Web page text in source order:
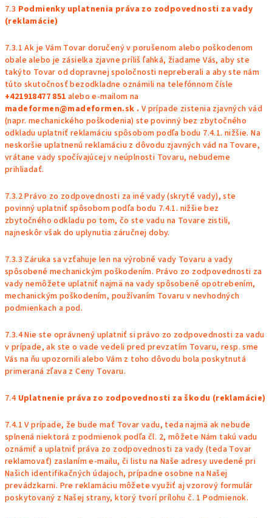
7.3 Podmienky uplatnenia práva zo zodpovednosti za vady
(reklamácie)
7.3.1 Ak je Vám Tovar doručený v porušenom alebo poškodenom
obale alebo je zásielka zjavne príliš ľahká, žiadame Vás, aby ste
takýto Tovar od dopravnej spoločnosti nepreberali a aby ste nám
túto skutočnosť bezodkladne oznámili na telefónnom čísle
+421918477 851 alebo e-mailom na
madeformen@madeformen.sk . V prípade zistenia zjavných vád
(napr. mechanického poškodenia) ste povinný bez zbytočného
odkladu uplatniť reklamáciu spôsobom podľa bodu 7.4.1. nižšie. Na
neskoršie uplatnenú reklamáciu z dôvodu zjavných vád na Tovare,
vrátane vady spočívajúcej v neúplnosti Tovaru, nebudeme
prihliadať.
7.3.2 Právo zo zodpovednosti za iné vady (skryté vady), ste
povinný uplatniť spôsobom podľa bodu 7.4.1. nižšie bez
zbytočného odkladu po tom, čo ste vadu na Tovare zistili,
najneskôr však do uplynutia záručnej doby.
7.3.3 Záruka sa vzťahuje len na výrobné vady Tovaru a vady
spôsobené mechanickým poškodením. Právo zo zodpovednosti za
vady nemôžete uplatniť najmä na vady spôsobené opotrebením,
mechanickým poškodením, používaním Tovaru v nevhodných
podmienkach a pod.
7.3.4 Nie ste oprávnený uplatniť si právo zo zodpovednosti za vadu
v prípade, ak ste o vade vedeli pred prevzatím Tovaru, resp. sme
Vás na ňu upozornili alebo Vám z toho dôvodu bola poskytnutá
primeraná zľava z Ceny Tovaru.
7.4Uplatnenie práva zo zodpovednosti za škodu (reklamácie)
7.4.1 V prípade, že bude mať Tovar vadu, teda najmä ak nebude
splnená niektorá z podmienok podľa čl. 2, môžete Nám takú vadu
oznámiť a uplatniť práva zo zodpovednosti za vady (teda Tovar
reklamovať) zaslaním e-mailu, či listu na Naše adresy uvedené pri
Našich identifikačných údajoch, prípadne osobne na Našej
prevádzkarni. Pre reklamáciu môžete využiť aj vzorový formulár
poskytovaný z Našej strany, ktorý tvoríprílohu č. 1 Podmienok.